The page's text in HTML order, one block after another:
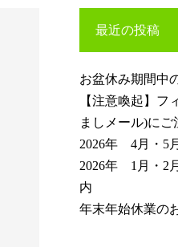
最近の投稿
お盆休み期間中
【注意喚起】フ
ましメール)にご
2026年 4月・5
2026年 1月・2
内
年末年始休業の